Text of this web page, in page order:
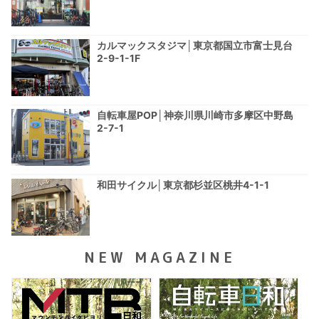
カルマックスタジマ│東京都国立市富士見台
2-9-1-1F
自転車屋POP│神奈川県川崎市多摩区中野島
2-7-1
和田サイクル│東京都杉並区桃井4-1-1
NEW MAGAZINE